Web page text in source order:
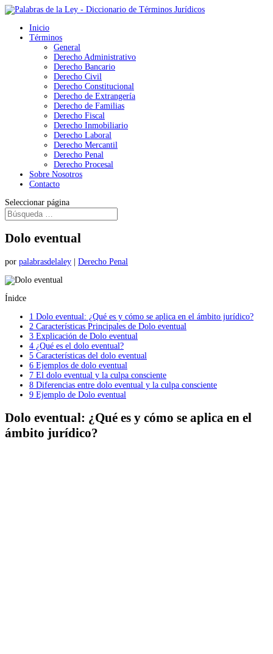
Inicio
Términos
General
Derecho Administrativo
Derecho Bancario
Derecho Civil
Derecho Constitucional
Derecho de Extrangería
Derecho de Familias
Derecho Fiscal
Derecho Inmobiliario
Derecho Laboral
Derecho Mercantil
Derecho Penal
Derecho Procesal
Sobre Nosotros
Contacto
Seleccionar página
Dolo eventual
por palabrasdelaley Derecho Penal
Ínidce
1 Dolo eventual: ¿Qué es y cómo se aplica en el ámbito jurídico?
2 Características Principales de Dolo eventual
3 Explicación de Dolo eventual
4 ¿Qué es el dolo eventual?
5 Características del dolo eventual
6 Ejemplos de dolo eventual
7 El dolo eventual y la culpa consciente
8 Diferencias entre dolo eventual y la culpa consciente
9 Ejemplo de Dolo eventual
Dolo eventual: ¿Qué es y cómo se aplica en el
ámbito jurídico?